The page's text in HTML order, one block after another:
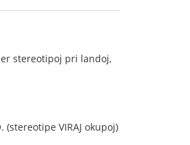
stereotipoj pri landoj,
VIRAJ okupoj)